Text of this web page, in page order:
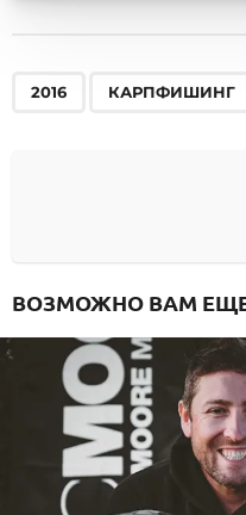
2016 КАРПФИШИНГ
ВОЗМОЖНО ВАМ